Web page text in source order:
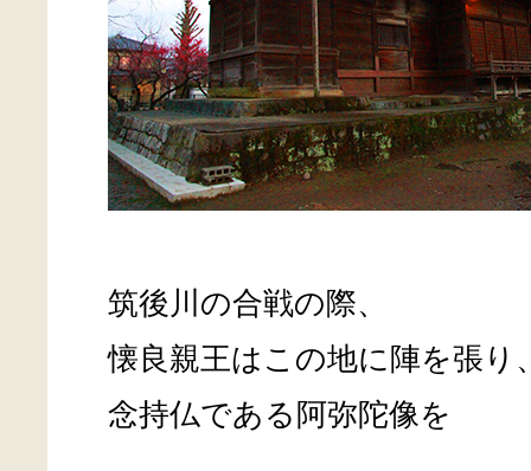
筑後川の合戦の際、
懐良親王はこの地に陣を張り
念持仏である阿弥陀像を